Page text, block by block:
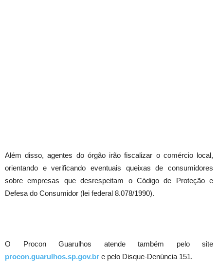
Além disso, agentes do órgão irão fiscalizar o comércio local,
orientando e verificando eventuais queixas de consumidores
sobre empresas que desrespeitam o Código de Proteção e
Defesa do Consumidor (lei federal 8.078/1990).
O Procon Guarulhos atende também pelo site
procon.guarulhos.sp.gov.br e pelo Disque-Denúncia 151.